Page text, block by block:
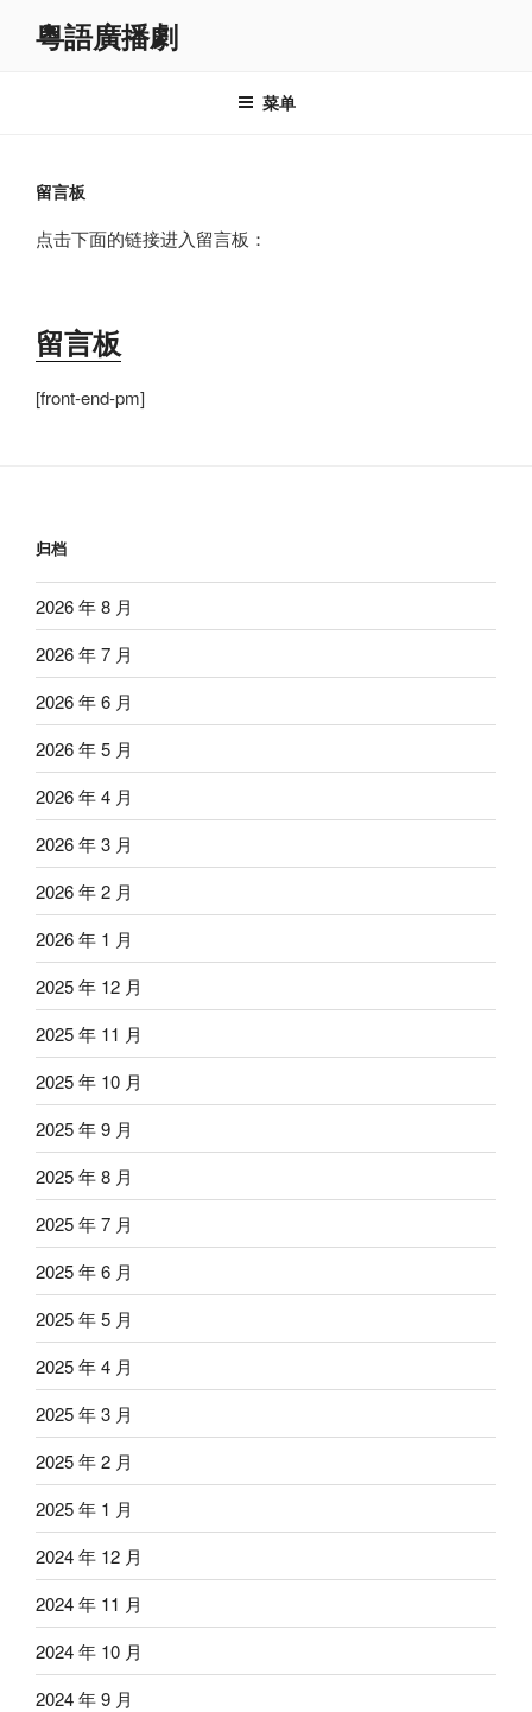
粵語廣播劇
菜单
留言板
点击下面的链接进入留言板：
留言板
[front-end-pm]
归档
2026 年 8 月
2026 年 7 月
2026 年 6 月
2026 年 5 月
2026 年 4 月
2026 年 3 月
2026 年 2 月
2026 年 1 月
2025 年 12 月
2025 年 11 月
2025 年 10 月
2025 年 9 月
2025 年 8 月
2025 年 7 月
2025 年 6 月
2025 年 5 月
2025 年 4 月
2025 年 3 月
2025 年 2 月
2025 年 1 月
2024 年 12 月
2024 年 11 月
2024 年 10 月
2024 年 9 月